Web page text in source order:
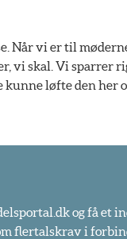
Når vi er til
vi skal. Vi sparrer
løfte den her
og få et
flertalskrav i